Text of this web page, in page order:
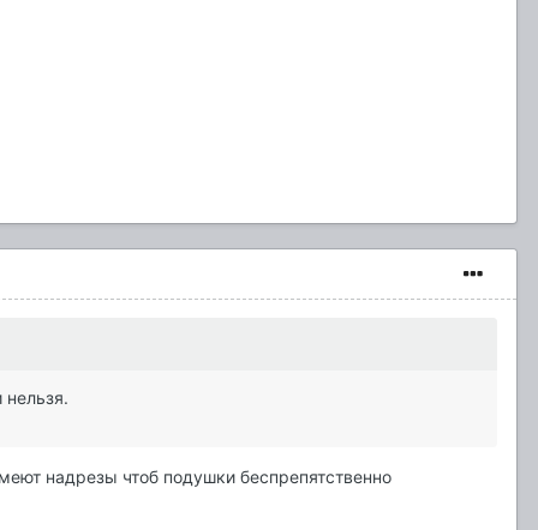
надрезы чтоб подушки беспрепятственно